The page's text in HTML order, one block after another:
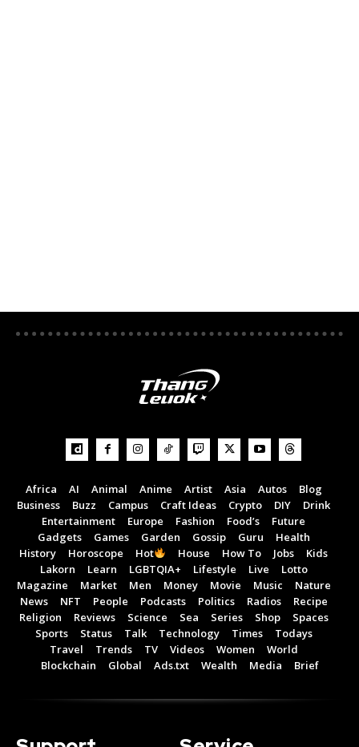
Africa AI Animal Anime Artist Asia Autos
Blog
Business
Buzz Campus Craft Ideas Crypto DIY
Drink
Entertainment
Europe Fashion Food’s
Future
Gadgets
Games Garden Gossip Guru
Health
History
Horoscope Hot House How To Jobs
Kids
Lakorn
Learn LGBTQIA+ Lifestyle Live
Lotto
Magazine
Market Men Money Movie Music
Nature
News
NFT People Podcasts Politics Radios
Recipe
Religion
Reviews Science Sea Series Shop
Spaces
Sports
Status Talk Technology Times
Todays
Travel
Trends TV Videos Women
World
Blockchain
Global Ads.txt Wealth Media Brief